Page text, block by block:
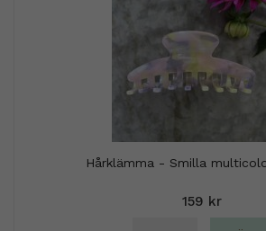
Hårklämma - Smilla
159 kr